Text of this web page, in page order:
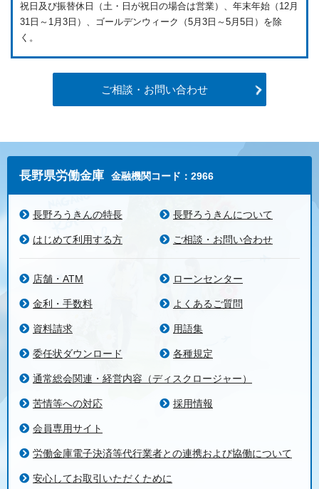
祝日及び振替休日（土・日が祝日の場合は営業）、年末年始（12月
31日～1月3日）、ゴールデンウィーク（5月3日～5月5日）を除
く。
ご相談・お問い合わせ
長野県労働金庫 金融機関コード：2966
長野ろうきんの特長 長野ろうきんについて
はじめて利用する方 ご相談・お問い合わせ
店舗・ATM ローンセンター
金利・手数料 よくあるご質問
資料請求 用語集
委任状ダウンロード 各種規定
通常総会関連・経営内容（ディスクロージャー）
苦情等への対応 採用情報
会員専用サイト
労働金庫電子決済等代行業者との連携および協働について
安心してお取引いただくために